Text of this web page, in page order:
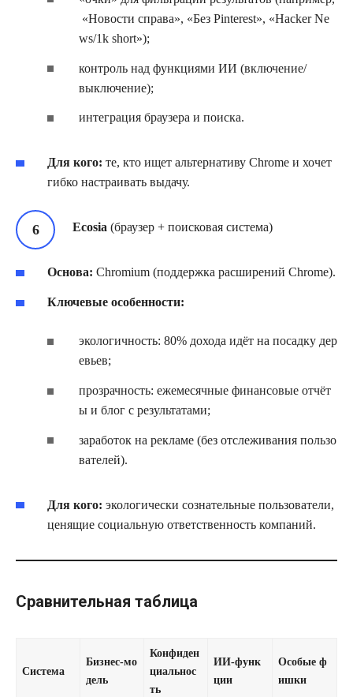
«Новости справа», «Без Pinterest», «Hacker Ne
ws/1k short»);
контроль над функциями ИИ (включение/
выключение);
интеграция браузера и поиска.
Для кого: те, кто ищет альтернативу Chrome и хочет
гибко настраивать выдачу.
Ecosia (браузер + поисковая система)
Основа: Chromium (поддержка расширений Chrome).
Ключевые особенности:
экологичность: 80% дохода идёт на посадку дер
евьев;
прозрачность: ежемесячные финансовые отчёт
ы и блог с результатами;
заработок на рекламе (без отслеживания пользо
вателей).
Для кого: экологически сознательные пользователи,
ценящие социальную ответственность компаний.
Сравнительная таблица
Система
Бизнес‑мо
дель
Конфиден
циальнос
ть
ИИ‑функ
ции
Особые ф
ишки